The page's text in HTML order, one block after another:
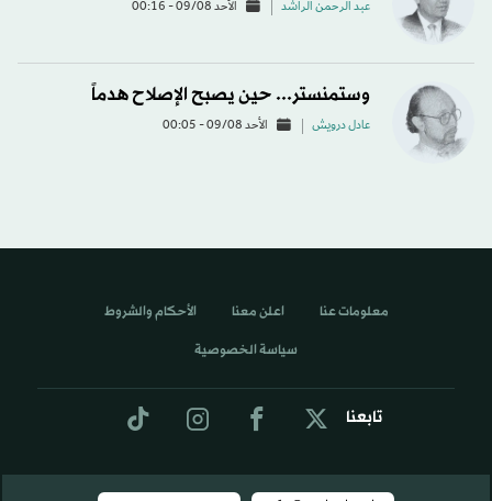
عبد الرحمن الراشد الأحد 09/08 - 00:16
وستمنستر... حين يصبح الإصلاح هدماً
عادل درويش الأحد 09/08 - 00:05
تابعنا
معلومات عنا اعلن معنا الأحكام والشروط
سياسة الخصوصية